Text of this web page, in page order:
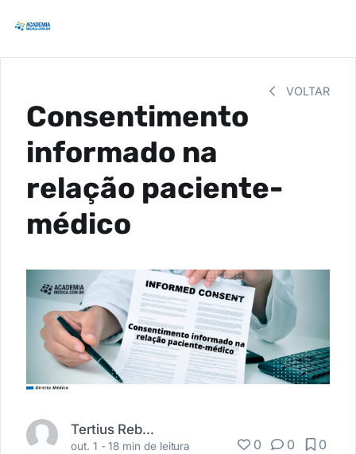
VOLTAR
Consentimento
informado na
relação paciente-
médico
Tertius Rebelo
out. 1 -18 min de leitura 0 0 0